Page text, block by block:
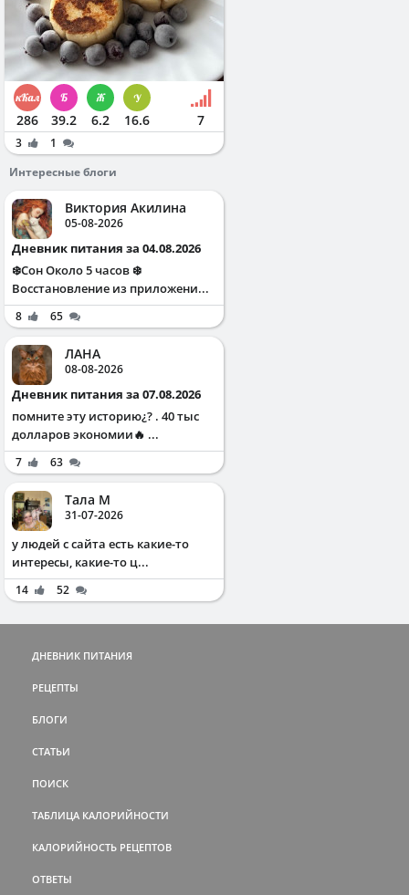
286 39.2 6.2 16.6 7
3
1
Интересные блоги
Виктория Акилина
05-08-2026
Дневник питания за 04.08.2026
❄️Сон Около 5 часов ❄️
Восстановление из приложени...
8 65
ЛАНА
08-08-2026
Дневник питания за 07.08.2026
помните эту историю¿? . 40 тыс
долларов экономии🔥 ...
7 63
Тала М
31-07-2026
у людей с сайта есть какие-то
интересы, какие-то ц...
14 52
ДНЕВНИК ПИТАНИЯ
РЕЦЕПТЫ
БЛОГИ
СТАТЬИ
ПОИСК
ТАБЛИЦА КАЛОРИЙНОСТИ
КАЛОРИЙНОСТЬ РЕЦЕПТОВ
ОТВЕТЫ